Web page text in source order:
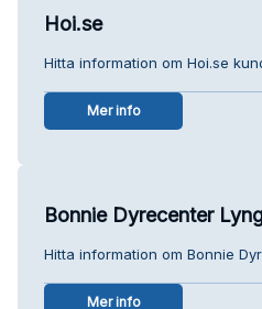
Hoi.se
Hitta information om Hoi.se
Mer info
Bonnie Dyrecenter
Hitta information om Bonnie
Mer info